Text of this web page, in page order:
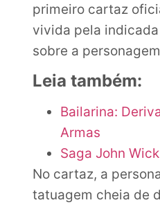
primeiro cartaz
vivida pela
sobre a
Leia também:
Bailarina:
Armas
Saga John
No cartaz, a
tatuagem cheia de